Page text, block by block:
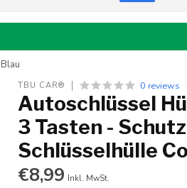
TBU CAR® 0 reviews
Autoschlüssel
3 Tasten -
Schlüsselhülle
€8,99 Inkl. MwSt.